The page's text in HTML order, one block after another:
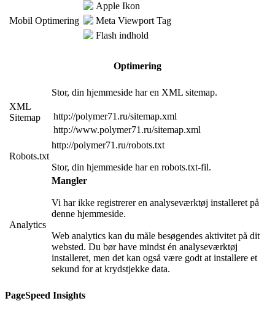
Mobil Optimering
Apple Ikon
Meta Viewport Tag
Flash indhold
Optimering
XML
Sitemap
Stor, din hjemmeside har en XML sitemap.
http://polymer71.ru/sitemap.xml
http://www.polymer71.ru/sitemap.xml
Robots.txt
http://polymer71.ru/robots.txt
Stor, din hjemmeside har en robots.txt-fil.
Analytics
Mangler
Vi har ikke registrerer en analyseværktøj installeret på
denne hjemmeside.
Web analytics kan du måle besøgendes aktivitet på dit
websted. Du bør have mindst én analyseværktøj
installeret, men det kan også være godt at installere et
sekund for at krydstjekke data.
PageSpeed Insights